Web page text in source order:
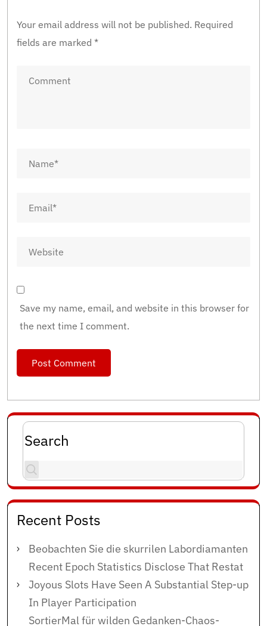
Your email address will not be published. Required
fields are marked *
Save my name, email, and website in this browser for
the next time I comment.
Search
Recent Posts
Beobachten Sie die skurrilen Labordiamanten
Recent Epoch Statistics Disclose That Restat
Joyous Slots Have Seen A Substantial Step-up
In Player Participation
SortierMal für wilden Gedanken-Chaos-